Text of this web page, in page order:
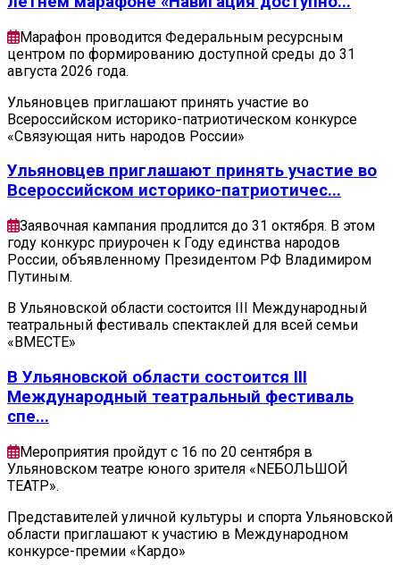
Марафон проводится Федеральным ресурсным
центром по формированию доступной среды до 31
августа 2026 года.
Ульяновцев приглашают принять участие во
Всероссийском историко-патриотическом конкурсе
«Связующая нить народов России»
Ульяновцев приглашают принять участие во
Всероссийском историко-патриотичес...
Заявочная кампания продлится до 31 октября. В этом
году конкурс приурочен к Году единства народов
России, объявленному Президентом РФ Владимиром
Путиным.
В Ульяновской области состоится III Международный
театральный фестиваль спектаклей для всей семьи
«ВМЕСТЕ»
В Ульяновской области состоится III
Международный театральный фестиваль
спе...
Мероприятия пройдут с 16 по 20 сентября в
Ульяновском театре юного зрителя «NEБОЛЬШОЙ
ТЕАТР».
Представителей уличной культуры и спорта Ульяновской
области приглашают к участию в Международном
конкурсе-премии «Кардо»